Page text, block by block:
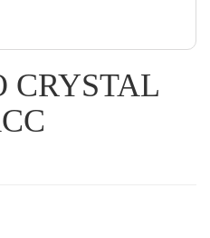
CRYSTAL